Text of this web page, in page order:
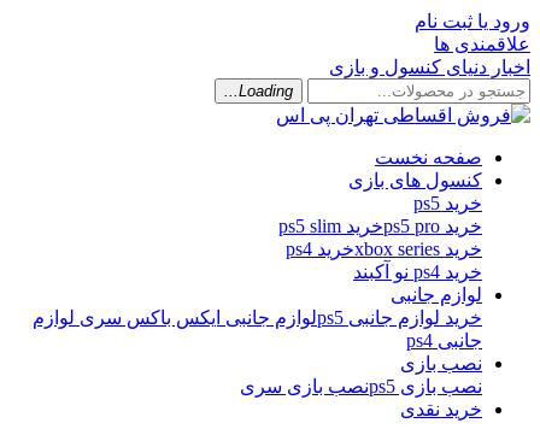
ورود یا ثبت نام
علاقمندی ها
اخبار دنیای کنسول و بازی
Loading...
صفحه نخست
کنسول های بازی
خرید ps5
خرید ps5 pro
خرید ps5 slim
خرید xbox series
خرید ps4
خرید ps4 نو آکبند
لوازم جانبی
خرید لوازم جانبی ps5
لوازم جانبی ایکس باکس سری لوازم
جانبی ps4
نصب بازی
نصب بازی ps5
نصب بازی سری
خرید نقدی